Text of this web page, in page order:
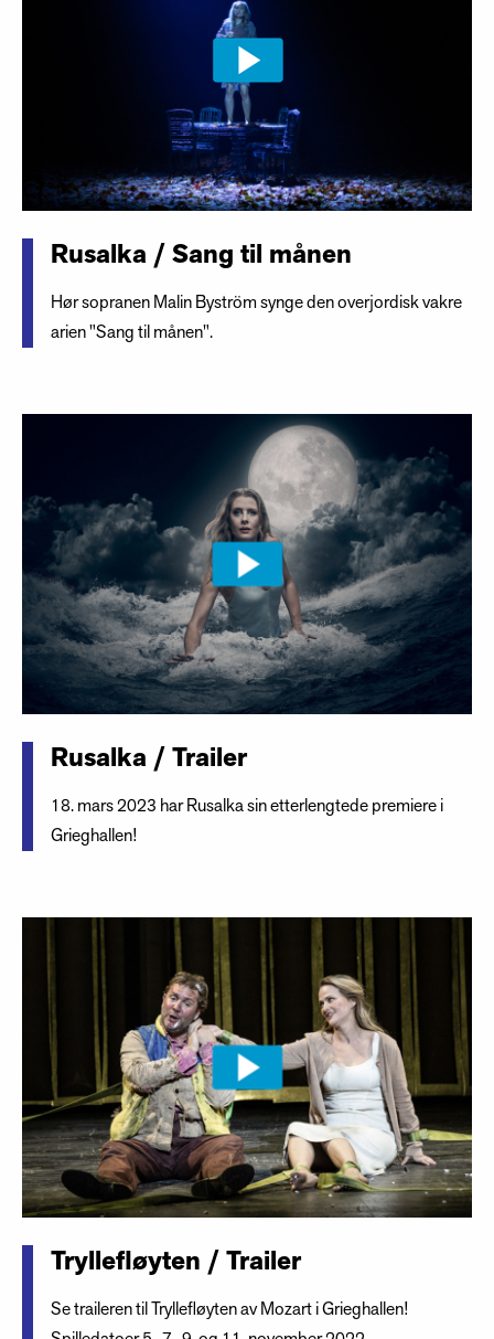
Rusalka / Sang til månen
Hør sopranen Malin Byström synge den overjordisk vakre
arien "Sang til månen".
Rusalka / Trailer
18. mars 2023 har Rusalka sin etterlengtede premiere i
Grieghallen!
Tryllefløyten / Trailer
Se traileren til Tryllefløyten av Mozart i Grieghallen!